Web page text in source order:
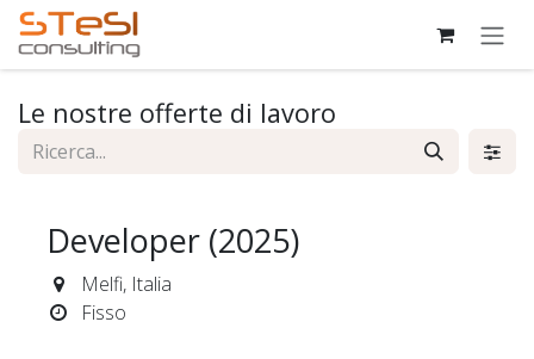
Passa al contenuto
Le nostre offerte di lavoro
Developer (2025)
Melfi, Italia
Fisso